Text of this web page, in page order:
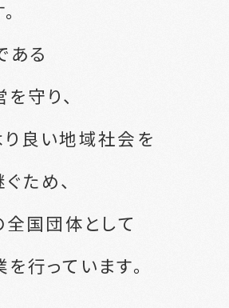
ある
守り、
良い地域社会を
ため、
国団体として
行っています。